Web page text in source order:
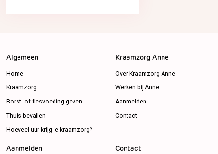
Algemeen
Home
Kraamzorg
Borst- of flesvoeding geven
Thuis bevallen
Hoeveel uur krijg je kraamzorg?
Kraamzorg Anne
Over Kraamzorg Anne
Werken bij Anne
Aanmelden
Contact
Aanmelden Contact